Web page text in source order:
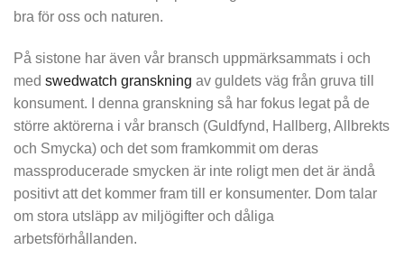
bra för oss och naturen.
På sistone har även vår bransch uppmärksammats i och
med swedwatch granskning av guldets väg från gruva till
konsument. I denna granskning så har fokus legat på de
större aktörerna i vår bransch (Guldfynd, Hallberg, Allbrekts
och Smycka) och det som framkommit om deras
massproducerade smycken är inte roligt men det är ändå
positivt att det kommer fram till er konsumenter. Dom talar
om stora utsläpp av miljögifter och dåliga
arbetsförhållanden.